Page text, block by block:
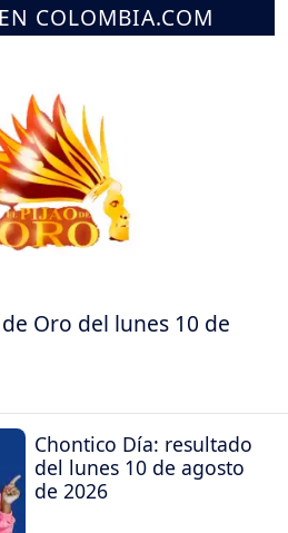
COLOMBIA.COM
Oro del lunes 10 de
Chontico Día: resultado
del lunes 10 de agosto
de 2026